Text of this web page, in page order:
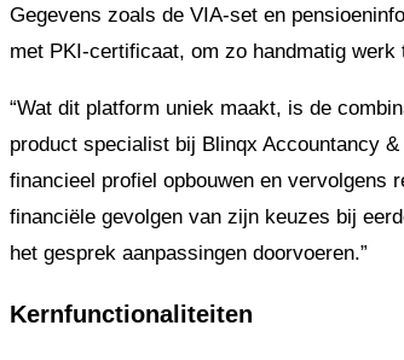
Gegevens zoals de VIA-set en
met PKI-certificaat, om zo handmatig werk
“Wat dit platform uniek maakt, is de
product specialist bij Blinqx Accountancy
financieel profiel opbouwen en vervolgens
financiële gevolgen van zijn keuzes bij
het gesprek aanpassingen doorvoeren.”
Kernfunctionaliteiten